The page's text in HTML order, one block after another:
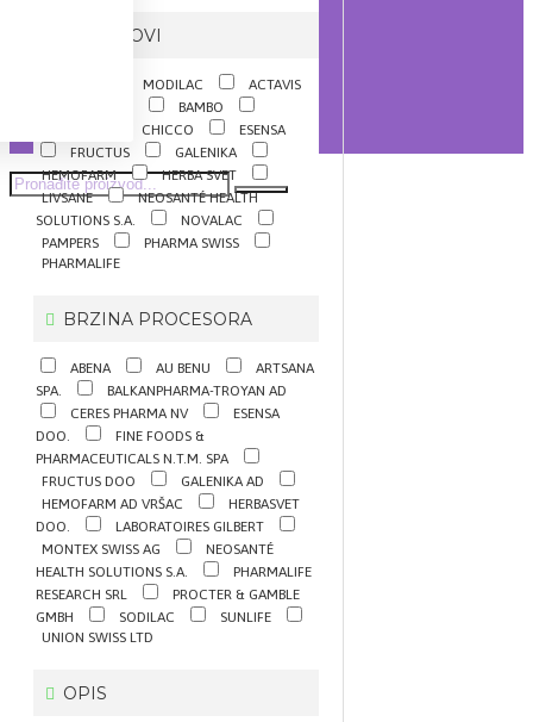
BRENDOVI
MODILAC
ACTAVIS
BAMBO
CHICCO
ESENSA
FRUCTUS
GALENIKA
HEMOFARM
HERBA SVET
LIVSANE
NEOSANTÉ HEALTH
SOLUTIONS S.A.
NOVALAC
PAMPERS
PHARMA SWISS
PHARMALIFE
BRZINA PROCESORA
ABENA AU BENU
ARTSANA
SPA.
BALKANPHARMA-TROYAN AD
CERES PHARMA NV
ESENSA
DOO.
FINE FOODS &
PHARMACEUTICALS N.T.M. SPA
FRUCTUS DOO
GALENIKA AD
HEMOFARM AD VRŠAC
HERBASVET
DOO.
LABORATOIRES GILBERT
MONTEX SWISS AG
NEOSANTÉ
HEALTH SOLUTIONS S.A.
PHARMALIFE
RESEARCH SRL
PROCTER & GAMBLE
GMBH
SODILAC
SUNLIFE
UNION SWISS LTD
OPIS